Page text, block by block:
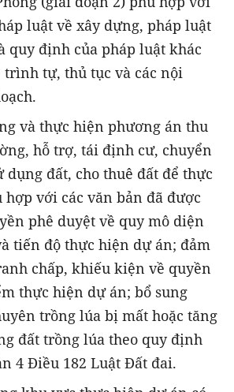
luật về xây dựng, pháp luật
quy định của pháp luật khác
tự, thủ tục và các nội
và thực hiện phương án thu
hỗ trợ, tái định cư, chuyển
dụng đất, cho thuê đất để thực
với các văn bản đã được
phê duyệt về quy mô diện
tiến độ thực hiện dự án; đảm
chấp, khiếu kiện về quyền
thực hiện dự án; bổ sung
trồng lúa bị mất hoặc tăng
đất trồng lúa theo quy định
4 Điều 182 Luật Đất đai.